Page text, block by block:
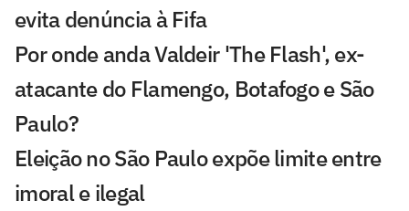
evita denúncia à Fifa
Por onde anda Valdeir 'The Flash', ex-
atacante do Flamengo, Botafogo e São
Paulo?
Eleição no São Paulo expõe limite entre
imoral e ilegal